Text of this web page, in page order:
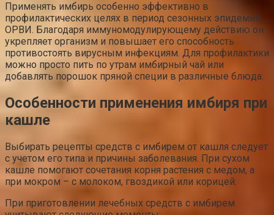
Применять имбирь особенно эффективно в
профилактических целях в период сезонных эпидемий
ОРВИ. Благодаря иммуномодулирующему действию он
укрепляет организм и повышает его способность
противостоять вирусным инфекциям. Для профилактики
можно просто пить по утрам имбирный чай или
добавлять порошок пряной специи в различные блюда.
Особенности применения имбиря при
кашле
Выбирать рецепты средств с имбирем от кашля следует
с учетом его типа и причины заболевания. При сухом
кашле помогают сочетания корня растения с медом, а
при мокром – с молоком, гвоздикой или корицей.
При приготовлении лечебных средств с имбирем